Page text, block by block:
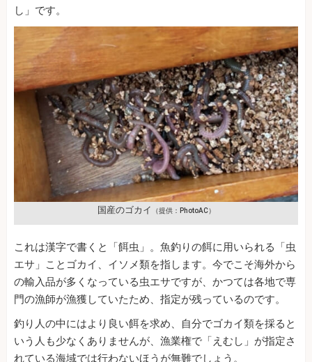
し」です。
国産のゴカイ （提供：PhotoAC）
これは漢字で書くと「餌虫」。魚釣りの餌に用いられる「虫
エサ」ことゴカイ、イソメ類を指します。今でこそ海外から
の輸入品が多くなっている虫エサですが、かつては各地で専
門の漁師が漁獲していたため、指定が残っているのです。
釣り人の中にはより良い餌を求め、自分でゴカイ類を採ると
いう人も少なくありませんが、漁業権で「えむし」が指定さ
れている海域では行わないほうが無難でしょう。